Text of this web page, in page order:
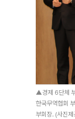
▲경제 6단체 부
한국무역협회
부회장. (사진